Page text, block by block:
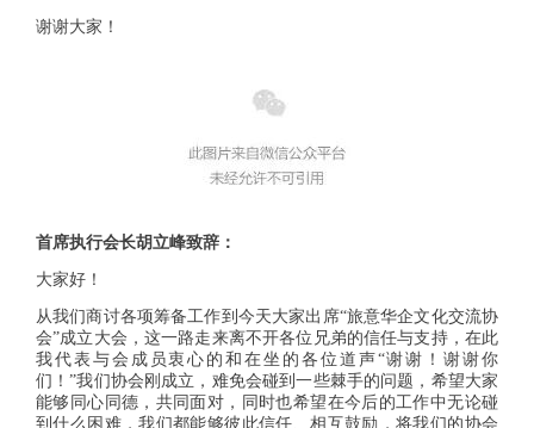
谢谢大家！
首席执行会长胡立峰致辞：
大家好！
从我们商讨各项筹备工作到今天大家出席“旅意华企文化交流协
会”成立大会，这一路走来离不开各位兄弟的信任与支持，在此
我代表与会成员衷心的和在坐的各位道声“谢谢！谢谢你
们！”我们协会刚成立，难免会碰到一些棘手的问题，希望大家
能够同心同德，共同面对，同时也希望在今后的工作中无论碰
到什么困难，我们都能够彼此信任、相互鼓励，将我们的协会